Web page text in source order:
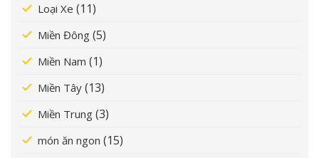
Loại Xe (11)
Miền Đông (5)
Miền Nam (1)
Miền Tây (13)
Miền Trung (3)
món ăn ngon (15)